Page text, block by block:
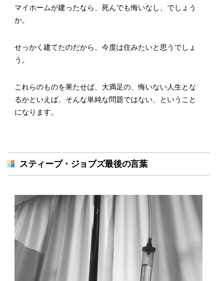
マイホームが建ったなら、死んでも悔いなし、でしょう
か。
せっかく建てたのだから、今度は住みたいと思うでしょ
う。
これらのものを果たせば、大満足の、悔いない人生とな
るかといえば、そんな単純な問題ではない、ということ
になります。
スティーブ・ジョブズ最後の言葉